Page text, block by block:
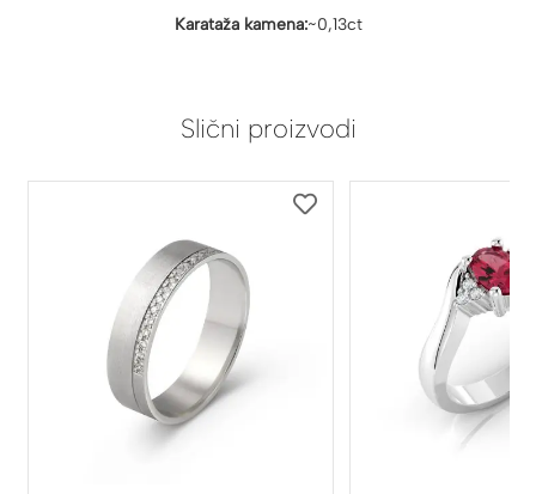
Karataža kamena:~0,13ct
Slični proizvodi